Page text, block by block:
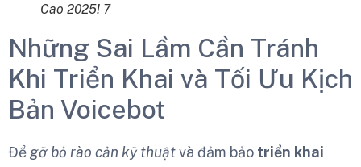
Cao 2025! 7
Những Sai Lầm Cần Tránh
Khi Triển Khai và Tối Ưu Kịch
Bản Voicebot
Đểgỡ bỏ rào cản kỹ thuậtvà đảm bảo triển khai